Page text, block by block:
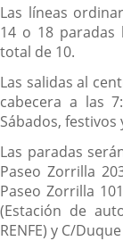
Las líneas
14 o 18 paradas
total de 10.
Las salidas al
cabecera a las
Sábados,
Las paradas
Paseo Zorrilla
Paseo Zorrilla
(Estación de
RENFE) y C/